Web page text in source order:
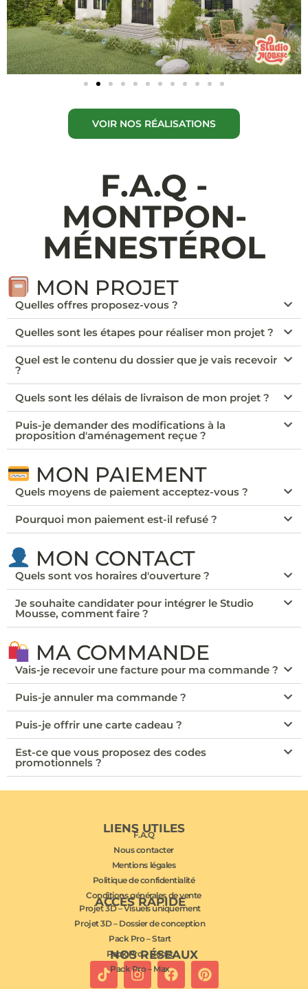
VOIR NOS RÉALISATIONS
F.A.Q -
MONTPON-
MÉNESTÉROL
MON PROJET
Quelles offres proposez-vous ?
Quelles sont les étapes pour réaliser mon projet ?
Quel est le contenu du dossier que je vais recevoir
?
Quels sont les délais de livraison de mon projet ?
Puis-je demander des modifications à la
proposition d'aménagement reçue ?
MON PAIEMENT
Quels moyens de paiement acceptez-vous ?
Pourquoi mon paiement est-il refusé ?
MON CONTACT
Quels sont vos horaires d'ouverture ?
Je souhaite candidater pour intégrer le Studio
Mousse, comment faire ?
MA COMMANDE
Vais-je recevoir une facture pour ma commande ?
Puis-je annuler ma commande ?
Puis-je offrir une carte cadeau ?
Est-ce que vous proposez des codes
promotionnels ?
NOS RÉSEAUX
ACCÈS RAPIDE
Projet 3D – Visuels uniquement
Projet 3D – Dossier de conception
Pack Pro – Start
Pack Pro – Boost
Pack Pro – Max
LIENS UTILES
F.A.Q
Nous contacter
Mentions légales
Politique de confidentialité
Conditions générales de vente